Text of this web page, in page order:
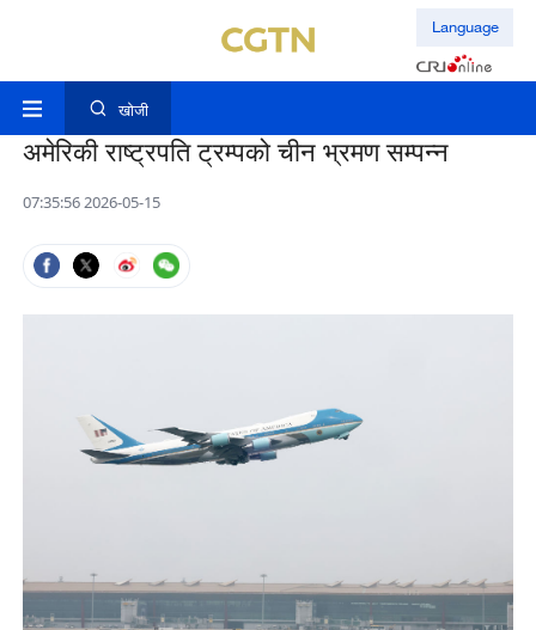
Language
खोजी
अमेरिकी राष्ट्रपति ट्रम्पको चीन भ्रमण सम्पन्न
07:35:56 2026-05-15